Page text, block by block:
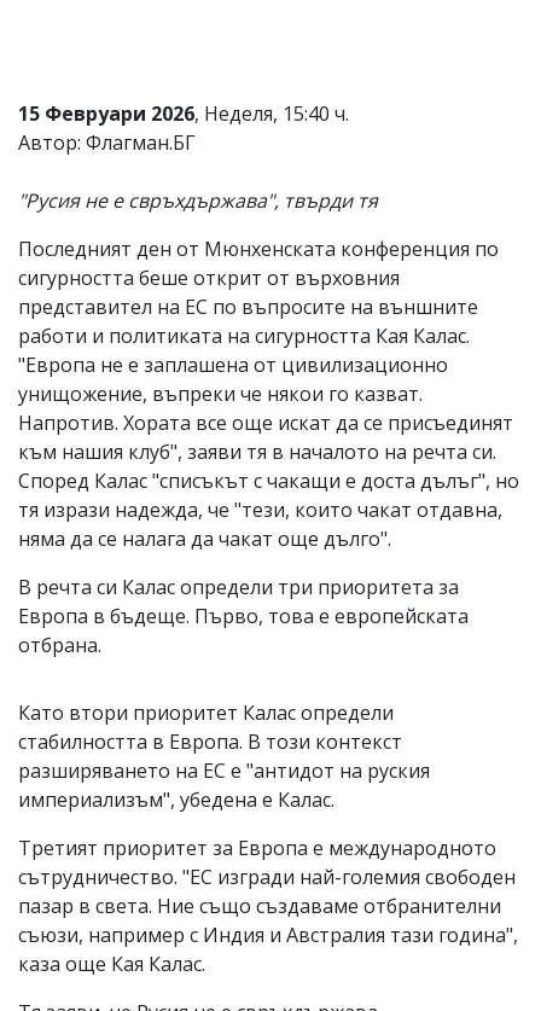
въвеждат
от
читателите
редакцията
носи
отговорност
за
тях!
Ако
откриете
обиден
за
вас
коментар,
моля
сигнализирайте
ни!
15 Февруари 2026, Неделя, 15:40 ч.
Автор: Флагман.БГ
"Русия не е свръхдържава", твърди тя
Последният ден от Мюнхенската конференция по
сигурността беше открит от върховния
представител на ЕС по въпросите на външните
работи и политиката на сигурността Кая Калас.
"Европа не е заплашена от цивилизационно
унищожение, въпреки че някои го казват.
Напротив. Хората все още искат да се присъединят
към нашия клуб", заяви тя в началото на речта си.
Според Калас "списъкът с чакащи е доста дълъг", но
тя изрази надежда, че "тези, които чакат отдавна,
няма да се налага да чакат още дълго".
В речта си Калас определи три приоритета за
Европа в бъдеще. Първо, това е европейската
отбрана.
Като втори приоритет Калас определи
стабилността в Европа. В този контекст
разширяването на ЕС е "антидот на руския
империализъм", убедена е Калас.
Третият приоритет за Европа е международното
сътрудничество. "ЕС изгради най-големия свободен
пазар в света. Ние също създаваме отбранителни
съюзи, например с Индия и Австралия тази година",
каза още Кая Калас.